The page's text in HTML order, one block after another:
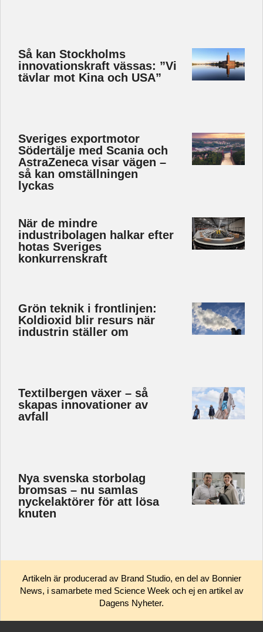
Så kan Stockholms
innovationskraft vässas: ”Vi
tävlar mot Kina och USA”
Sveriges exportmotor
Södertälje med Scania och
AstraZeneca visar vägen –
så kan omställningen
lyckas
När de mindre
industribolagen halkar efter
hotas Sveriges
konkurrenskraft
Grön teknik i frontlinjen:
Koldioxid blir resurs när
industrin ställer om
Textilbergen växer – så
skapas innovationer av
avfall
Nya svenska storbolag
bromsas – nu samlas
nyckelaktörer för att lösa
knuten
Artikeln är producerad av Brand Studio, en del av Bonnier
News, i samarbete med Science Week och ej en artikel av
Dagens Nyheter.